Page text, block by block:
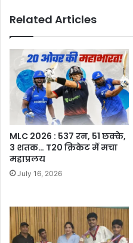
Related Articles
MLC 2026 : 537 रन, 51 छक्के,
3 शतक… T20 क्रिकेट में मचा
महाप्रलय
July 16, 2026